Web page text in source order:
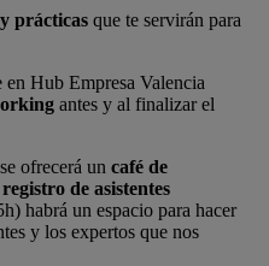
prácticas que te servirán para
en Hub Empresa Valencia
antes y al finalizar el
se ofrecerá un café de
registro de asistentes
habrá un espacio para hacer
y los expertos que nos